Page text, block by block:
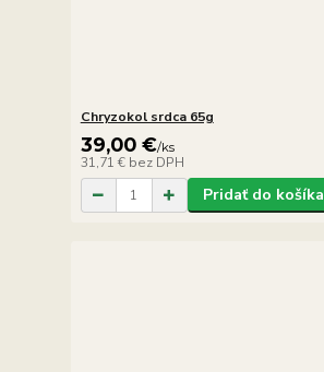
Chryzokol srdca 65g
39,00 €/ks
31,71 € bez DPH
Pridať do košíka